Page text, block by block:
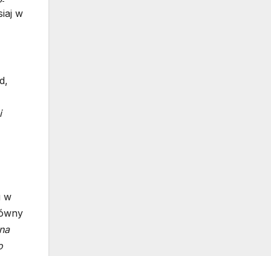
w
w